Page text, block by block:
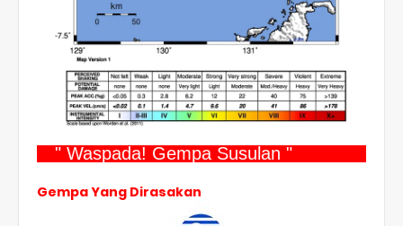
" Waspada! Gempa Susulan "
Gempa Yang Dirasakan